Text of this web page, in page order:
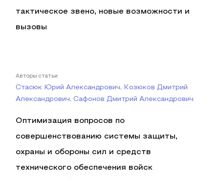
тактическое звено, новые возможности и
вызовы
Авторы статьи
Стасюк Юрий Александрович, Козюков Дмитрий
Александрович, Сафонов Дмитрий Александрович
Оптимизация вопросов по
совершенствованию системы защиты,
охраны и обороны сил и средств
технического обеспечения войск